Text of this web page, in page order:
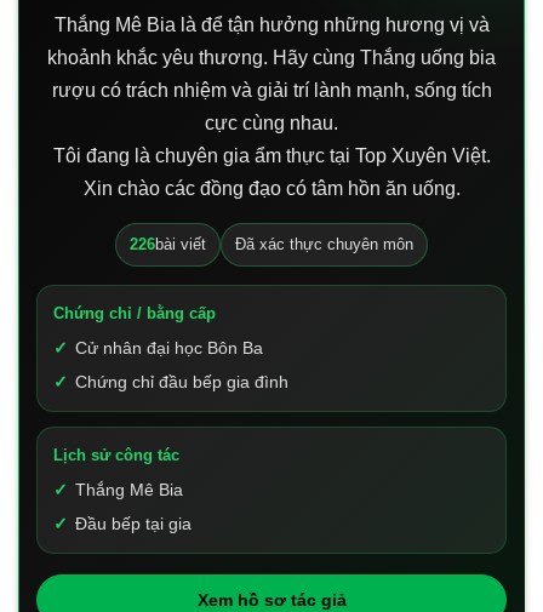
Thắng Mê Bia là để tận hưởng những hương vị và
khoảnh khắc yêu thương. Hãy cùng Thắng uống bia
rượu có trách nhiệm và giải trí lành mạnh, sống tích
cực cùng nhau.
Tôi đang là chuyên gia ẩm thực tại Top Xuyên Việt.
Xin chào các đồng đạo có tâm hồn ăn uống.
226bài viết Đã xác thực chuyên môn
Chứng chỉ / bằng cấp
Cử nhân đại học Bôn Ba
Chứng chỉ đầu bếp gia đình
Lịch sử công tác
Thắng Mê Bia
Đầu bếp tại gia
Xem hồ sơ tác giả